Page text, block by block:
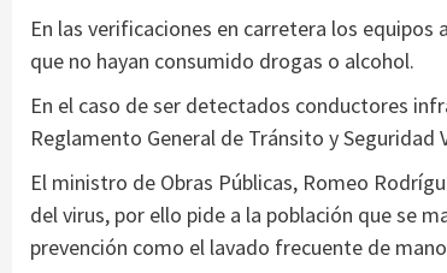
En las verificaciones en carretera los
que no hayan consumido drogas o alcohol.
En el caso de ser detectados conductores
Reglamento General de Tránsito y
El ministro de Obras Públicas, Romeo
del virus, por ello pide a la población que se
prevención como el lavado frecuente de